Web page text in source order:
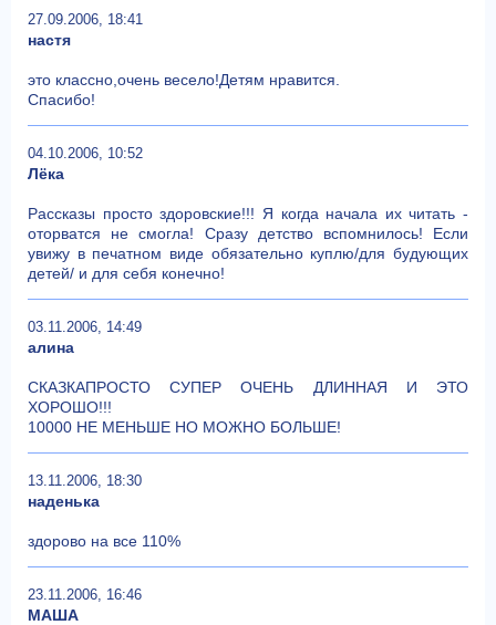
27.09.2006, 18:41
настя
это классно,очень весело!Детям нравится.
Спасибо!
04.10.2006, 10:52
Лёка
Рассказы просто здоровские!!! Я когда начала их читать -
оторватся не смогла! Сразу детство вспомнилось! Если
увижу в печатном виде обязательно куплю/для будующих
детей/ и для себя конечно!
03.11.2006, 14:49
алина
СКАЗКАПРОСТО СУПЕР ОЧЕНЬ ДЛИННАЯ И ЭТО
ХОРОШО!!!
10000 НЕ МЕНЬШЕ НО МОЖНО БОЛЬШЕ!
13.11.2006, 18:30
наденька
здорово на все 110%
23.11.2006, 16:46
МАША